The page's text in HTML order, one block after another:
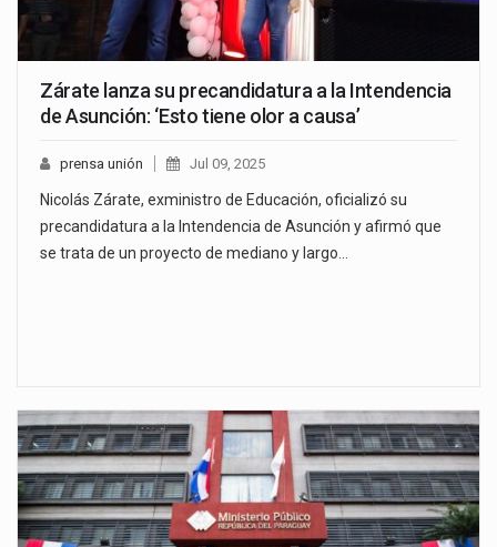
Zárate lanza su precandidatura a la Intendencia
de Asunción: ‘Esto tiene olor a causa’
prensa unión Jul 09, 2025
Nicolás Zárate, exministro de Educación, oficializó su
precandidatura a la Intendencia de Asunción y afirmó que
se trata de un proyecto de mediano y largo…